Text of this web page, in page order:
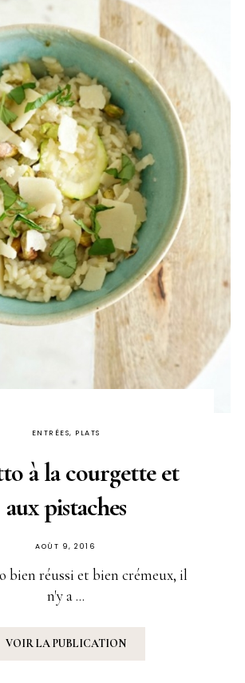
ENTRÉES, PLATS
à la courgette et
aux pistaches
PUBLIÉ
SUR
AOÛT 9, 2016
bien réussi et bien crémeux, il
n'y a ...
VOIR LA PUBLICATION